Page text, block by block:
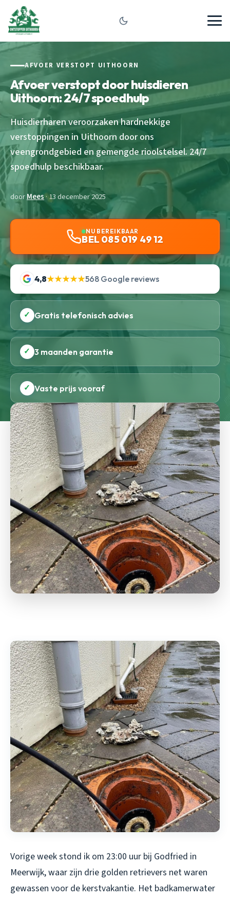
AFVOER VERSTOPT UITHOORN
Afvoer verstopt door huisdieren
Uithoorn: 24/7 spoedhulp
Huisdierharen veroorzaken hardnekkige
verstoppingen in Uithoorn door ons
veengrondgebied en gemengde rioolstelsel. 24/7
spoedhulp beschikbaar.
doorMees· 13 december 2025
NU BEREIKBAAR
BEL 085 019 49 12
4,8★★★★★568 Google reviews
✓ Gratis telefonisch advies
✓ 3 maanden garantie
✓ Vaste prijs vooraf
Vorige week stond ik om 23:00 uur bij Godfried in
Meerwijk, waar zijn drie golden retrievers net waren
gewassen voor de kerstvakantie. Het badkamerwater